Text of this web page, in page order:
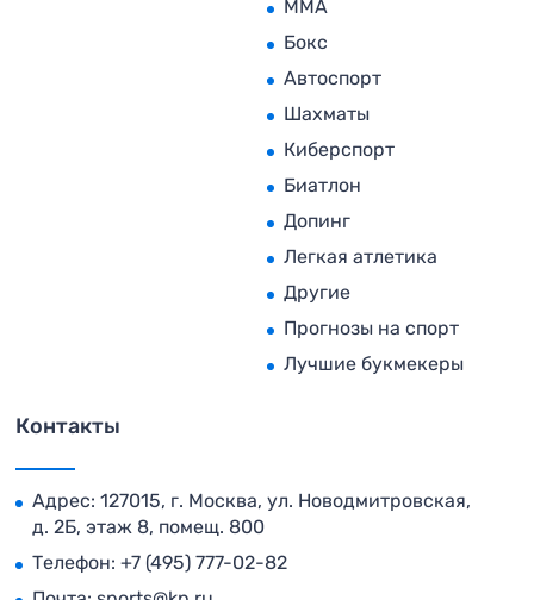
MMA
Бокс
Автоспорт
Шахматы
Киберспорт
Биатлон
Допинг
Легкая атлетика
Другие
Прогнозы на спорт
Лучшие букмекеры
Контакты
Адрес: 127015, г. Москва, ул. Новодмитровская,
д. 2Б, этаж 8, помещ. 800
Телефон: +7 (495) 777-02-82